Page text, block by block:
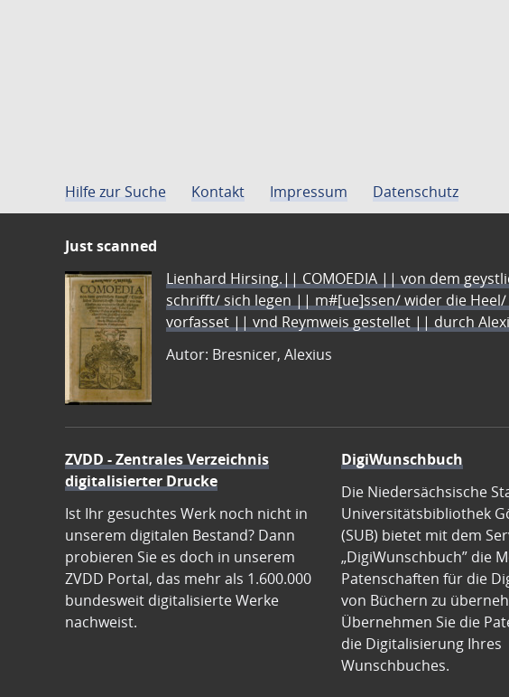
Hilfe zur Suche Kontakt Impressum Datenschutz
Just scanned
Lienhard Hirsing.|| COMOEDIA || von dem
schrifft/ sich legen || m#[ue]ssen/ wider die
vorfasset || vnd Reymweis gestellet || durch
Autor: Bresnicer, Alexius
ZVDD - Zentrales Verzeichnis
digitalisierter Drucke
Ist Ihr gesuchtes Werk noch nicht in
unserem digitalen Bestand? Dann
probieren Sie es doch in unserem
ZVDD Portal, das mehr als 1.600.000
bundesweit digitalisierte Werke
nachweist.
DigiWunschbuch
Die Niedersächsische
Universitätsbibliothek
(SUB) bietet mit dem
„DigiWunschbuch” die
Patenschaften für die
von Büchern zu
Übernehmen Sie die
die Digitalisierung Ihres
Wunschbuches.